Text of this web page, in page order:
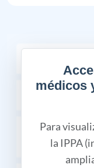
médicos
Para
la IPPA
EMBARAZO